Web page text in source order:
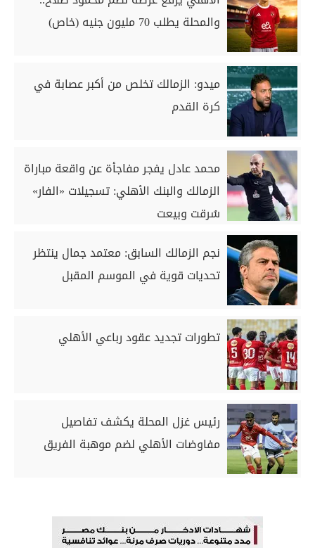
والمحلة يطلب 70 مليون جنيه (خاص)
ميدو: الزمالك تخلص من أكبر عصابة في
كرة القدم
محمد عادل يفجر مفاجأة عن واقعة مباراة
الزمالك والبنك الأهلي: تسجيلات «الفار»
سُرقت وبيعت
نجم الزمالك السابق: معتمد جمال ينتظر
تحديات قوية في الموسم المقبل
تطورات تجديد عقود رباعي الأهلي
رئيس غزل المحلة يكشف تفاصيل
مفاوضات الأهلي لضم موهبة الفريق